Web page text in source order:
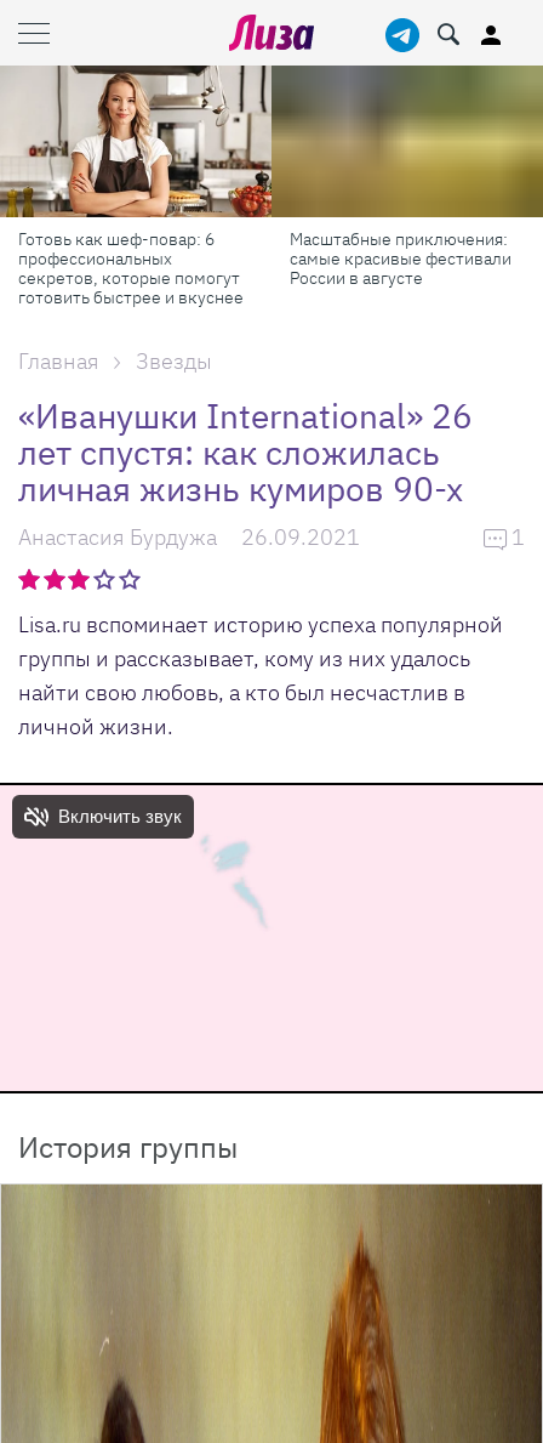
Масштабные приключения:
самые красивые фестивали
России в августе
Продукты против бадов: что
реально работает для
красоты и здоровья
Главная Звезды
«Иванушки International» 26
лет спустя: как сложилась
личная жизнь кумиров 90-х
Анастасия Бурдужа 26.09.2021 1
Lisa.ru вспоминает историю успеха популярной
группы и рассказывает, кому из них удалось
найти свою любовь, а кто был несчастлив в
личной жизни.
История группы